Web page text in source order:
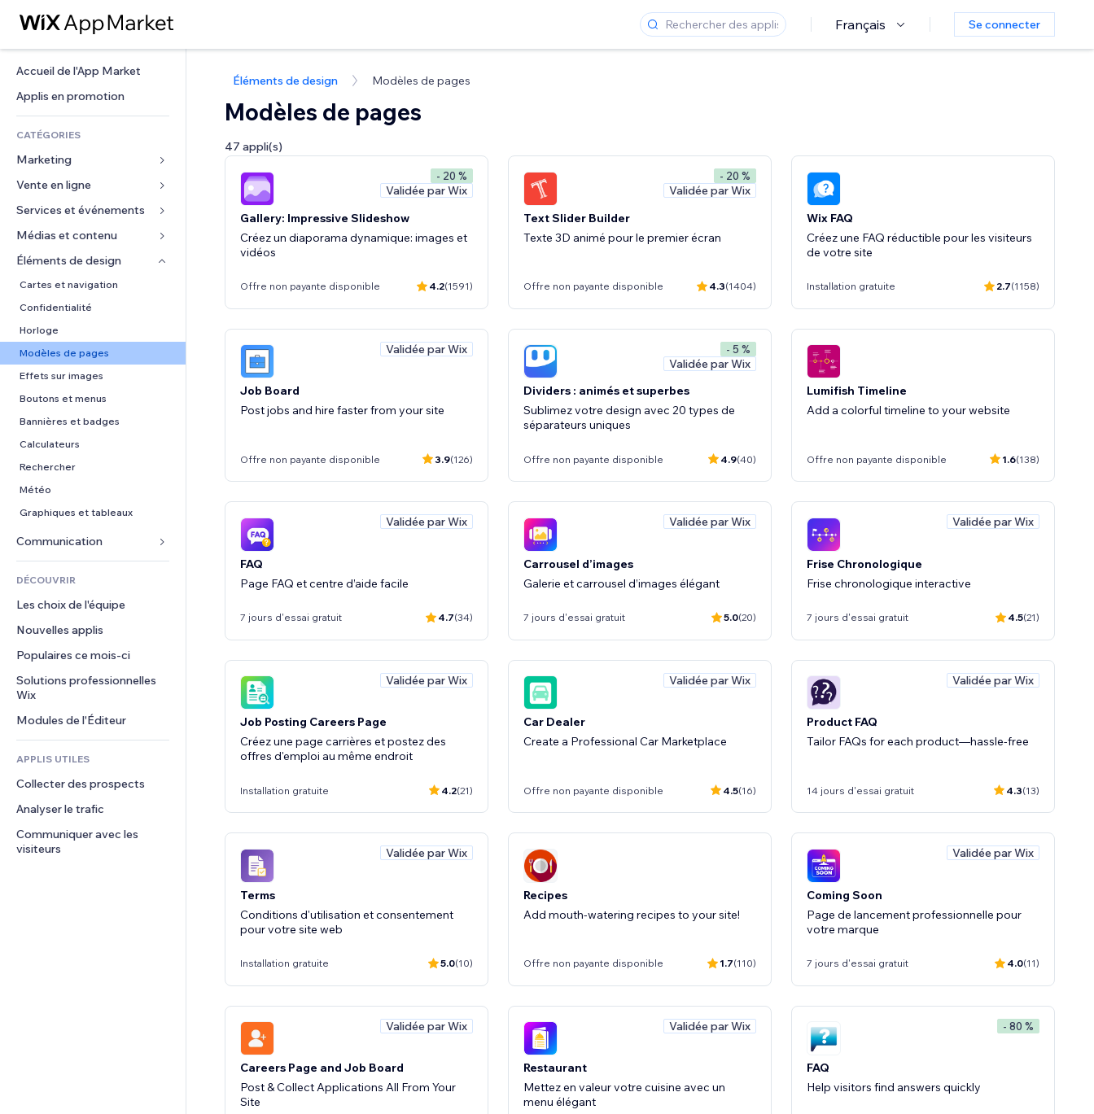
Français Se connecter
Accueil de l'App Market
Applis en promotion
CATÉGORIES
Marketing
Publicités
Mobile
Données analytiques
Réseaux sociaux
E-mail
Conversion
Vente en ligne
Applis pour les boutiques
Expédition et livraison
Boutons Vente
Coupons et fidélisation
Solutions d'entreposage
Services et événements
Hôtels
Événements
Restaurants
Immobilier
Réservations
Médias et contenu
Galerie
Musique
Podcasts
Photographie
Vidéo
PDF
Partage de fichiers
Actualités
Services de contenu
Effets de texte
Éléments de design
Cartes et navigation
Confidentialité
Horloge
Modèles de pages
Effets sur images
Boutons et menus
Bannières et badges
Calculateurs
Rechercher
Météo
Graphiques et tableaux
Formulaires
Sondages
Chat
Commentaires
Téléphone
Communauté
Avis et commentaires
DÉCOUVRIR
Les choix de l'équipe
Nouvelles applis
Populaires ce mois‑ci
Solutions professionnelles
Wix
Modules de l'Éditeur
APPLIS UTILES
Collecter des prospects
Analyser le trafic
Communiquer avec les
visiteurs
Éléments de design Modèles de pages
Modèles de pages
47 appli(s)
- 20 %
Validée par Wix
Gallery: Impressive Slideshow
Créez un diaporama dynamique: images et
vidéos
Offre non payante disponible 4.2(1591)
- 20 %
Validée par Wix
Text Slider Builder
Texte 3D animé pour le premier écran
Offre non payante disponible 4.3(1404)
Wix FAQ
Créez une FAQ réductible pour les visiteurs
de votre site
Installation gratuite 2.7(1158)
Validée par Wix
Job Board
Post jobs and hire faster from your site
Offre non payante disponible 3.9(126)
- 5 %
Validée par Wix
Dividers : animés et superbes
Sublimez votre design avec 20 types de
séparateurs uniques
Offre non payante disponible 4.9(40)
Lumifish Timeline
Add a colorful timeline to your website
Offre non payante disponible 1.6(138)
Validée par Wix
FAQ
Page FAQ et centre d’aide facile
7 jours d'essai gratuit 4.7(34)
Validée par Wix
Carrousel d’images
Galerie et carrousel d’images élégant
7 jours d'essai gratuit 5.0(20)
Validée par Wix
Frise Chronologique
Frise chronologique interactive
7 jours d'essai gratuit 4.5(21)
Validée par Wix
Job Posting Careers Page
Créez une page carrières et postez des
offres d'emploi au même endroit
Installation gratuite 4.2(21)
Validée par Wix
Car Dealer
Create a Professional Car Marketplace
Offre non payante disponible 4.5(16)
Validée par Wix
Product FAQ
Tailor FAQs for each product—hassle-free
14 jours d'essai gratuit 4.3(13)
Validée par Wix
Terms
Conditions d'utilisation et consentement
pour votre site web
Installation gratuite 5.0(10)
Recipes
Add mouth-watering recipes to your site!
Offre non payante disponible 1.7(110)
Validée par Wix
Coming Soon
Page de lancement professionnelle pour
votre marque
7 jours d'essai gratuit 4.0(11)
Validée par Wix
Careers Page and Job Board
Post & Collect Applications All From Your
Site
Validée par Wix
Restaurant
Mettez en valeur votre cuisine avec un
menu élégant
- 80 %
FAQ
Help visitors find answers quickly